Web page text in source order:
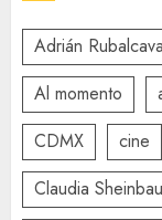
Adrián Rubalcava
Al momento
CDMX
cine
Claudia